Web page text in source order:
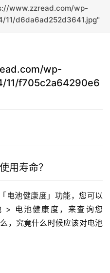
www.zzread.com/wp-
d6da6ad252d3641.jpg"
wp-
11/f705c2a64290e6
用寿命？
电池健康度」功能，您可以
> 电池健康度，来查询您
，究竟什么时候应该对电池